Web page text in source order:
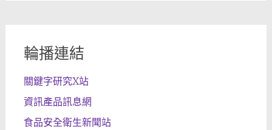
輪播連結
關鍵字研究X站
資訊產品訊息網
食品安全衛生新聞站